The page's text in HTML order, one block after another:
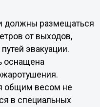
должны размещаться
от выходов,
эвакуации.
оснащена
общим весом не
в специальных